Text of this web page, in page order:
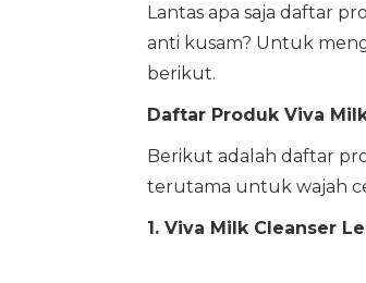
Lantas apa saja daftar
anti kusam? Untuk
berikut.
Daftar Produk Viva
Berikut adalah daftar
terutama untuk wajah
1. Viva Milk Cleanser